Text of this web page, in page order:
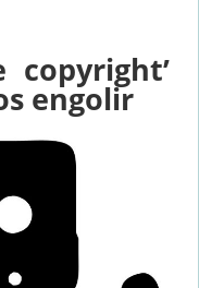
copyright’
engolir